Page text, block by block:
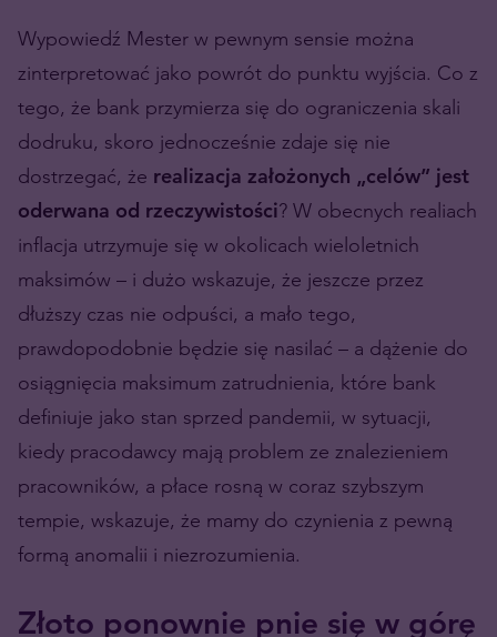
Wypowiedź Mester w pewnym sensie można
zinterpretować jako powrót do punktu wyjścia. Co z
tego, że bank przymierza się do ograniczenia skali
dodruku, skoro jednocześnie zdaje się nie
dostrzegać, że realizacja założonych „celów” jest
oderwana od rzeczywistości? W obecnych realiach
inflacja utrzymuje się w okolicach wieloletnich
maksimów – i dużo wskazuje, że jeszcze przez
dłuższy czas nie odpuści, a mało tego,
prawdopodobnie będzie się nasilać – a dążenie do
osiągnięcia maksimum zatrudnienia, które bank
definiuje jako stan sprzed pandemii, w sytuacji,
kiedy pracodawcy mają problem ze znalezieniem
pracowników, a płace rosną w coraz szybszym
tempie, wskazuje, że mamy do czynienia z pewną
formą anomalii i niezrozumienia.
Złoto ponownie pnie się w górę